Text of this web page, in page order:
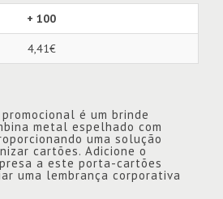
+ 100
4,41€
é um brinde
metal espelhado com
uma solução
cartões. Adicione o
a este porta-cartões
uma lembrança corporativa